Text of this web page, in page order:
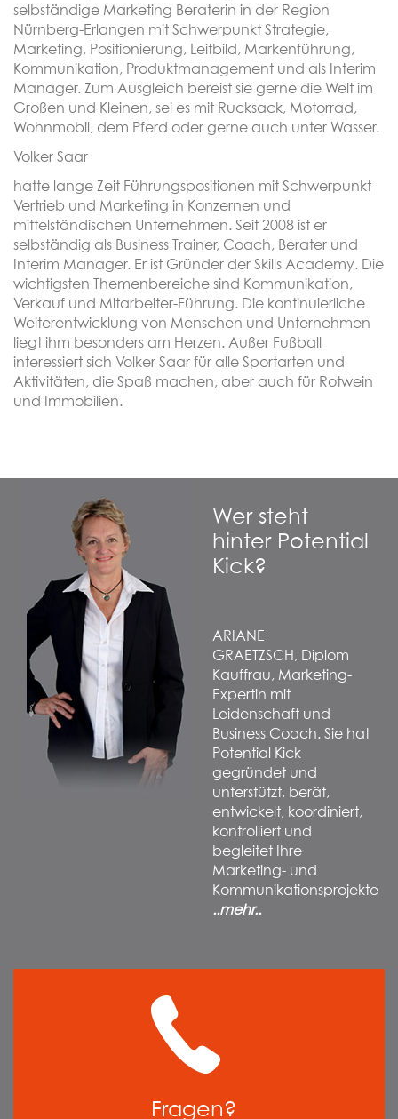
selbständige Marketing Beraterin in der Region
Nürnberg-Erlangen mit Schwerpunkt Strategie,
Marketing, Positionierung, Leitbild, Markenführung,
Kommunikation, Produktmanagement und als Interim
Manager. Zum Ausgleich bereist sie gerne die Welt im
Großen und Kleinen, sei es mit Rucksack, Motorrad,
Wohnmobil, dem Pferd oder gerne auch unter Wasser.
Volker Saar
hatte lange Zeit Führungspositionen mit Schwerpunkt
Vertrieb und Marketing in Konzernen und
mittelständischen Unternehmen. Seit 2008 ist er
selbständig als Business Trainer, Coach, Berater und
Interim Manager. Er ist Gründer der Skills Academy. Die
wichtigsten Themenbereiche sind Kommunikation,
Verkauf und Mitarbeiter-Führung. Die kontinuierliche
Weiterentwicklung von Menschen und Unternehmen
liegt ihm besonders am Herzen. Außer Fußball
interessiert sich Volker Saar für alle Sportarten und
Aktivitäten, die Spaß machen, aber auch für Rotwein
und Immobilien.
Wer steht
hinter Potential
Kick?
ARIANE
GRAETZSCH,
Diplom
Kauffrau, Marketing-
Expertin mit
Leidenschaft und
Business Coach. Sie hat
Potential Kick
gegründet und
unterstützt, berät,
entwickelt, koordiniert,
kontrolliert und
begleitet Ihre
Marketing- und
Kommunikationsprojekte
..mehr..
Fragen?